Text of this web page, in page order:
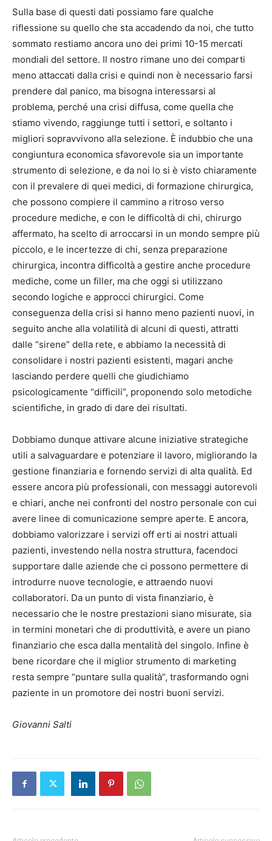
Sulla base di questi dati possiamo fare qualche
riflessione su quello che sta accadendo da noi, che tutto
sommato restiamo ancora uno dei primi 10-15 mercati
mondiali del settore. Il nostro rimane uno dei comparti
meno attaccati dalla crisi e quindi non è necessario farsi
prendere dal panico, ma bisogna interessarsi al
problema, perché una crisi diffusa, come quella che
stiamo vivendo, raggiunge tutti i settori, e soltanto i
migliori sopravvivono alla selezione. È indubbio che una
congiuntura economica sfavorevole sia un importante
strumento di selezione, e da noi lo si è visto chiaramente
con il prevalere di quei medici, di formazione chirurgica,
che possono compiere il cammino a ritroso verso
procedure mediche, e con le difficoltà di chi, chirurgo
affermato, ha scelto di arroccarsi in un mondo sempre più
piccolo, e le incertezze di chi, senza preparazione
chirurgica, incontra difficoltà a gestire anche procedure
mediche, come un filler, ma che oggi si utilizzano
secondo logiche e approcci chirurgici. Come
conseguenza della crisi si hanno meno pazienti nuovi, in
seguito anche alla volatilità di alcuni di questi, attratti
dalle “sirene” della rete, e abbiamo la necessità di
consolidare i nostri pazienti esistenti, magari anche
lasciando perdere quelli che giudichiamo
psicologicamente “difficili”, proponendo solo metodiche
scientifiche, in grado di dare dei risultati.
Dobbiamo dunque attivare alcune iniziative strategiche
utili a salvaguardare e potenziare il lavoro, migliorando la
gestione finanziaria e fornendo servizi di alta qualità. Ed
essere ancora più professionali, con messaggi autorevoli
e chiari, anche nei confronti del nostro personale con cui
avere linee di comunicazione sempre aperte. E ancora,
dobbiamo valorizzare i servizi off erti ai nostri attuali
pazienti, investendo nella nostra struttura, facendoci
supportare dalle aziende che ci possono permettere di
introdurre nuove tecnologie, e attraendo nuovi
collaboratori. Da un punto di vista finanziario, è
necessario che le nostre prestazioni siano misurate, sia
in termini monetari che di produttività, e avere un piano
finanziario che esca dalla mentalità del singolo. Infine è
bene ricordare che il miglior strumento di marketing
resta sempre “puntare sulla qualità”, trasformando ogni
paziente in un promotore dei nostri buoni servizi.
Giovanni Salti